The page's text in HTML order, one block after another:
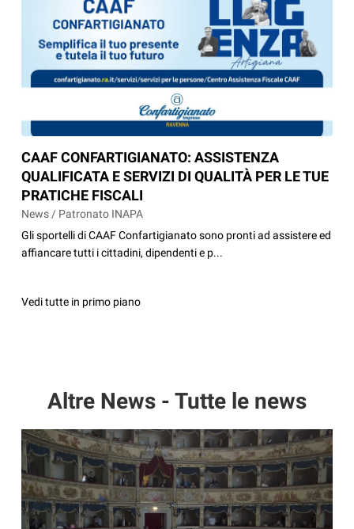
CAAF CONFARTIGIANATO: ASSISTENZA
QUALIFICATA E SERVIZI DI QUALITÀ PER LE TUE
PRATICHE FISCALI
News / Patronato INAPA
Gli sportelli di CAAF Confartigianato sono pronti ad assistere ed
affiancare tutti i cittadini, dipendenti e p...
Vedi tutte in primo piano
Altre News - Tutte le news